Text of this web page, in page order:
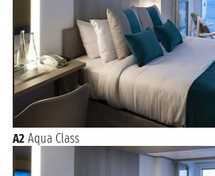
A2 Aqua Class